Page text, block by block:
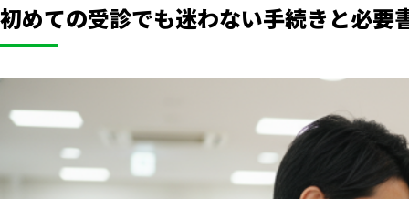
初めての受診でも迷わない手続きと必要